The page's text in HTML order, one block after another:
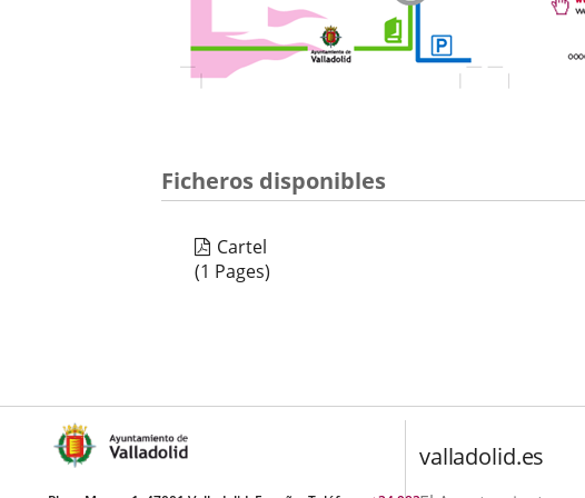
Ficheros disponibles
Cartel
(1 Pages)
valladolid.es